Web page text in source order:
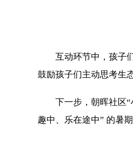
互动环节中，孩子
鼓励孩子们主动思考生
下一步，朝晖社区
趣中、乐在途中” 的暑